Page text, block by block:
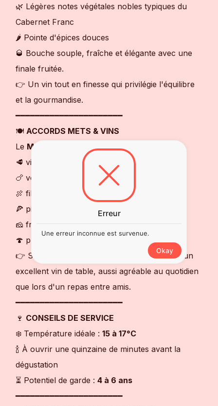
🌿 Légères notes végétales nobles typiques du
Cabernet Franc
🌶️ Pointe d'épices douces
🥃 Bouche souple, fraîche et élégante avec une
finale fruitée.
👉 Un vin tout en finesse qui privilégie l'équilibre
et la gourmandise.
━━━━━━━━━━━━━━━━━━━━━━
🍽 ACCORDS METS & VINS
Le Murmure
accompagne parfaitement :
🥩 viandes grillées
🍗 volailles rôties
🍖 filet mignon de porc
🍕 pizzas et tartes salées
🧀 fromages à pâte molle ou semi-affinés
🍄 plats aux champignons.
👉 Sa fraîcheur et ses tanins soyeux en font un
excellent vin de table, aussi agréable au quotidien
que lors d'un repas entre amis.
━━━━━━━━━━━━━━━━━━━━━━
🍷 CONSEILS DE SERVICE
❄️ Température idéale : 15 à 17°C
🍾 À ouvrir une quinzaine de minutes avant la
dégustation
⏳ Potentiel de garde : 4 à 6 ans
━━━━━━━━━━━━━━━━━━━━━━
Erreur
Une erreur inconnue est survenue.
Okay